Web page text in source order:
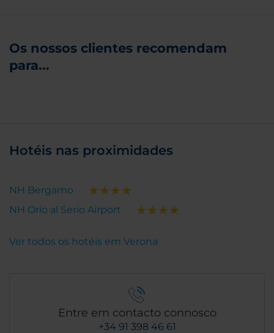
Os nossos clientes recomendam
para...
Hotéis nas proximidades
NH Bergamo
NH Orio al Serio Airport
Ver todos os hotéis em Verona
Entre em contacto connosco
+34 91 398 46 61